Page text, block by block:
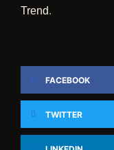
Trend.
FACEBOOK
TWITTER